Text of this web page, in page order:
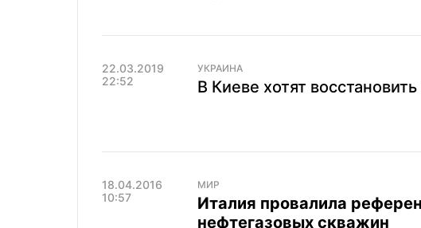
22.03.2019
22:52
УКРАИНА
В Киеве хотят
18.04.2016
10:57
МИР
Италия провалила
нефтегазовых скважин